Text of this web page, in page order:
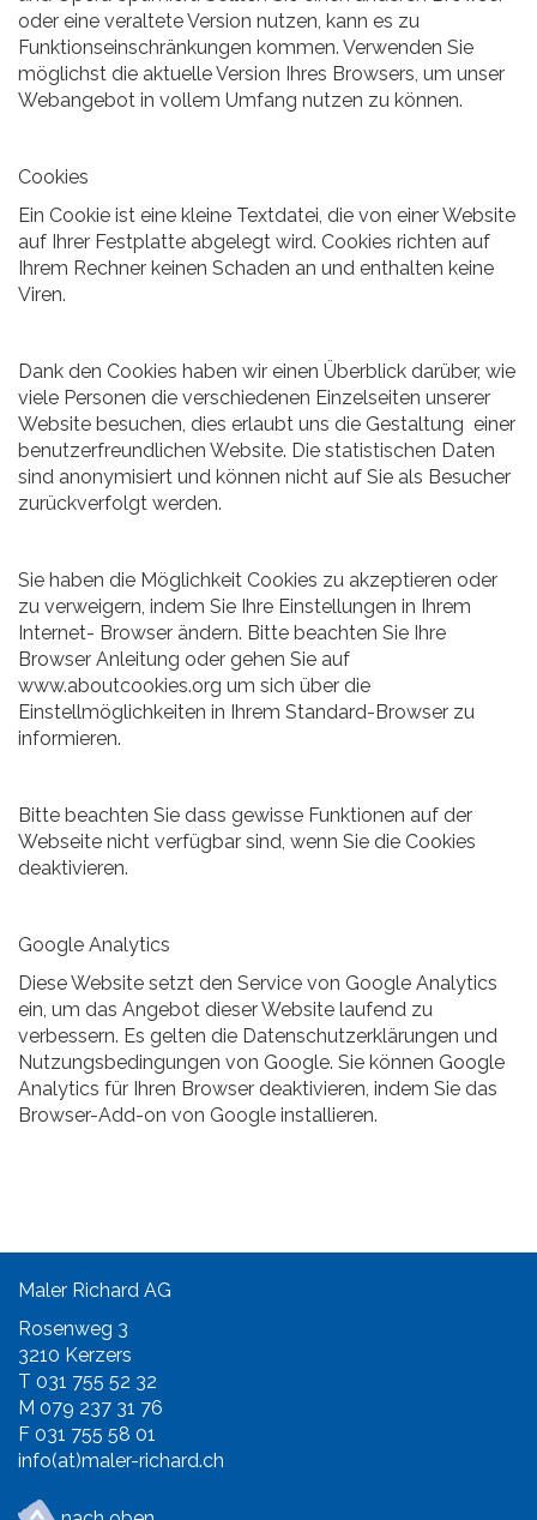
oder eine veraltete Version nutzen, kann es zu
Funktionseinschränkungen kommen. Verwenden Sie
möglichst die aktuelle Version Ihres Browsers, um unser
Webangebot in vollem Umfang nutzen zu können.
Cookies
Ein Cookie ist eine kleine Textdatei, die von einer Website
auf Ihrer Festplatte abgelegt wird. Cookies richten auf
Ihrem Rechner keinen Schaden an und enthalten keine
Viren.
Dank den Cookies haben wir einen Überblick darüber, wie
viele Personen die verschiedenen Einzelseiten unserer
Website besuchen, dies erlaubt uns die Gestaltung einer
benutzerfreundlichen Website. Die statistischen Daten
sind anonymisiert und können nicht auf Sie als Besucher
zurückverfolgt werden.
Sie haben die Möglichkeit Cookies zu akzeptieren oder
zu verweigern, indem Sie Ihre Einstellungen in Ihrem
Internet- Browser ändern. Bitte beachten Sie Ihre
Browser Anleitung oder gehen Sie auf
www.aboutcookies.org um sich über die
Einstellmöglichkeiten in Ihrem Standard-Browser zu
informieren.
Bitte beachten Sie dass gewisse Funktionen auf der
Webseite nicht verfügbar sind, wenn Sie die Cookies
deaktivieren.
Google Analytics
Diese Website setzt den Service von Google Analytics
ein, um das Angebot dieser Website laufend zu
verbessern. Es gelten die Datenschutzerklärungen und
Nutzungsbedingungen von Google. Sie können Google
Analytics für Ihren Browser deaktivieren, indem Sie das
Browser-Add-on von Google installieren.
Maler Richard AG
Rosenweg 3
3210 Kerzers
T 031 755 52 32
M 079 237 31 76
F 031 755 58 01
info(at)maler-richard.ch